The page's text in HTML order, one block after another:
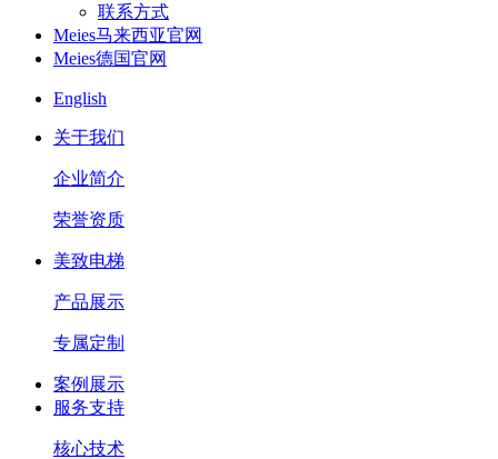
联系方式
Meies马来西亚官网
Meies德国官网
English
关于我们
企业简介
荣誉资质
美致电梯
产品展示
专属定制
案例展示
服务支持
核心技术